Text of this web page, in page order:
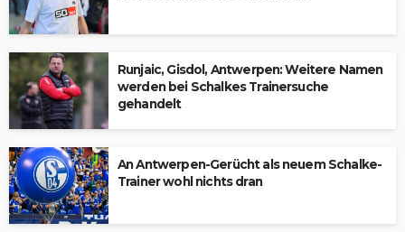
Runjaic, Gisdol, Antwerpen: Weitere Namen
werden bei Schalkes Trainersuche
gehandelt
An Antwerpen-Gerücht als neuem Schalke-
Trainer wohl nichts dran